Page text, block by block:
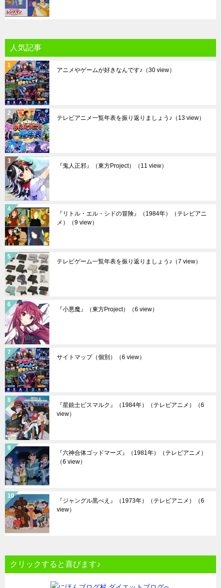
人気記事
アニメやゲームが好きなんです♪ （30 view）
テレビアニメ一覧年表を振り返りましょう♪ （13 view）
『鬼人正邪』（東方Project） （11 view）
『リトル・エル・シドの冒険』（1984年）（テレビアニ
メ）
（9 view）
テレビゲーム一覧年表を振り返りましょう♪ （7 view）
『小悪魔』（東方Project） （6 view）
サイトマップ（個別） （6 view）
『星銃士ビスマルク』（1984年）（テレビアニメ）
（6
view）
『六神合体ゴッドマーズ』（1981年）（テレビアニメ）
（6 view）
『ジャングル黒べえ』（1973年）（テレビアニメ）
（6
view）
クリックすると喜びます♪